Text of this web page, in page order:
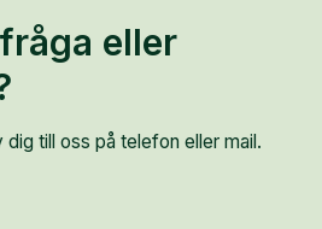
eller
till oss på telefon eller mail.